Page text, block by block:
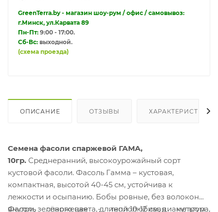
GreenTerra.by - магазин шоу-рум / офис / самовывоз:
г.Минск, ул.Карвата 89
Пн-Пт: 9:00 - 17:00.
Сб-Вс: выходной.
(схема проезда)
ОПИСАНИЕ ОТЗЫВЫ ХАРАКТЕРИСТИКИ
Семена фасоли спаржевой ГАМА,
10гр. Среднеранний, высокоурожайный сорт
кустовой фасоли. Фасоль Гамма – кустовая,
компактная, высотой 40-45 см, устойчива к
лежкости и осыпанию. Бобы ровные, без волокон
внутри, зелёного цвета, длиной 10-12 см, диаметром
Фасоль спаржевая - теплолюбивая культура,